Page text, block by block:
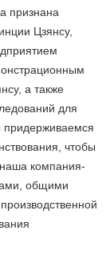
и
признана
Цзянсу,
а также
для
чтобы
компания-
общими